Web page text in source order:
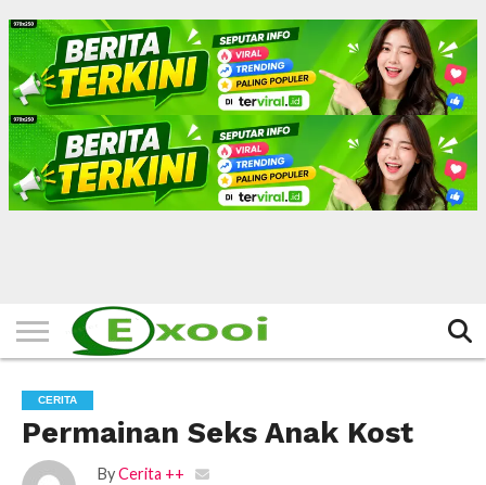
HOME
FILTER
BERITA
BIODATA
CERITA
CERPEN
EKSKLUSIF
FOTO
VIDEO
TIPS
MORE
CERITA
Permainan Seks Anak Kost
By Cerita ++